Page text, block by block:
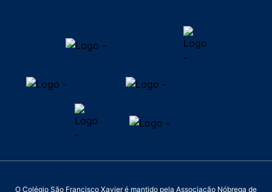
O Colégio São Francisco Xavier é mantido pela Associação Nóbrega de